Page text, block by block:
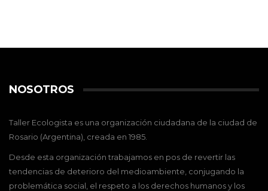
NOSOTROS
Taller Ecologista es una organización ciudadana de la ciudad de
Rosario (Argentina), creada en 1985.
Desde esta organización trabajamos en pos de revertir las
tendencias de deterioro del medioambiente, conjugando la
problemática social, el respeto a los derechos humanos y los